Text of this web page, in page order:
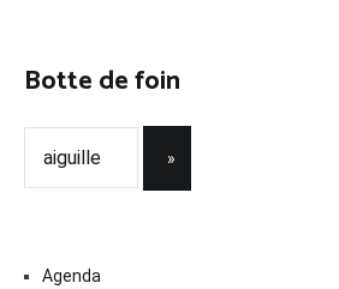
Botte de foin
Agenda